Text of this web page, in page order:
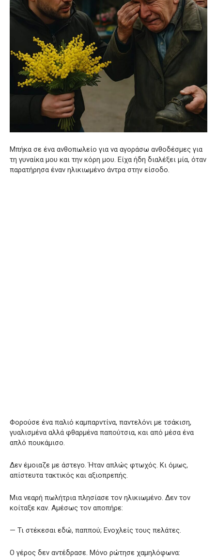
Μπήκα σε ένα ανθοπωλείο για να αγοράσω ανθοδέσμες για
τη γυναίκα μου και την κόρη μου. Είχα ήδη διαλέξει μία, όταν
παρατήρησα έναν ηλικιωμένο άντρα στην είσοδο.
Φορούσε ένα παλιό καμπαρντίνα, παντελόνι με τσάκιση,
γυαλισμένα αλλά φθαρμένα παπούτσια, και από μέσα ένα
απλό πουκάμισο.
Δεν έμοιαζε με άστεγο. Ήταν απλώς φτωχός. Κι όμως,
απίστευτα τακτικός και αξιοπρεπής.
Μια νεαρή πωλήτρια πλησίασε τον ηλικιωμένο. Δεν τον
κοίταξε καν. Αμέσως τον αποπήρε:
— Τι στέκεσαι εδώ, παππού; Ενοχλείς τους πελάτες.
Ο γέρος δεν αντέδρασε. Μόνο ρώτησε χαμηλόφωνα: